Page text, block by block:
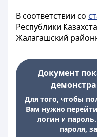
В соответствии со
Республики
Жалагашский
Документ
Для того, чтобы
Вам нужно
логин и
пароля,